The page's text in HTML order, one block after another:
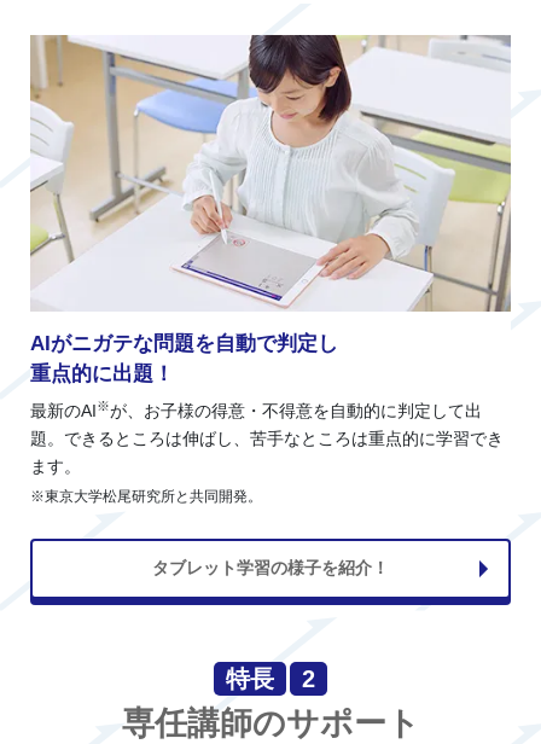
AIがニガテな問題を自動で判定し
重点的に出題！
最新のAI※が、お子様の得意・不得意を自動的に判定して出
題。できるところは伸ばし、苦手なところは重点的に学習でき
ます。
※東京大学松尾研究所と共同開発。
タブレット学習の様子を紹介！
特長 2
専任講師のサポート